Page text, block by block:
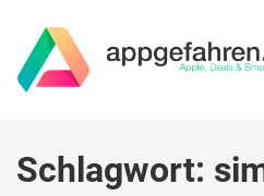
Schlagwort: